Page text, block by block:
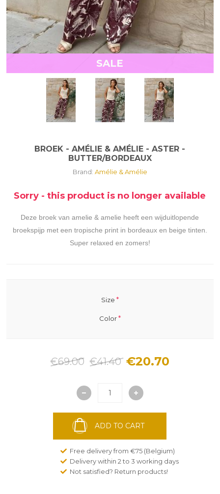
SALE
BROEK - AMÉLIE & AMÉLIE - ASTER -
BUTTER/BORDEAUX
Brand: Amélie & Amélie
Sorry - this product is no longer available
Deze broek van amelie & amelie heeft een wijduitlopende
broekspijp met een tropische print in bordeaux en beige tinten.
Super relaxed en zomers!
Size *
Color*
€69.00 €41.40 €20.70
ADD TO CART
Free delivery from €75 (Belgium)
Delivery within 2 to 3 working days
Not satisfied? Return products!